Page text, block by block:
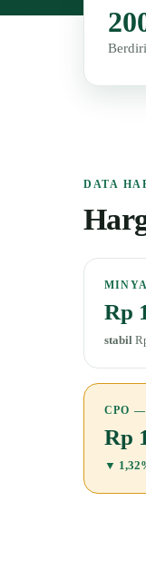
Berdiri
DATA
Rp
stabil
CPO
Rp
▼